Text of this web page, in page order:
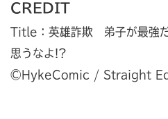
CREDIT
Title：英雄詐欺 弟子が最強
思うなよ!?
©︎HykeComic / Straight